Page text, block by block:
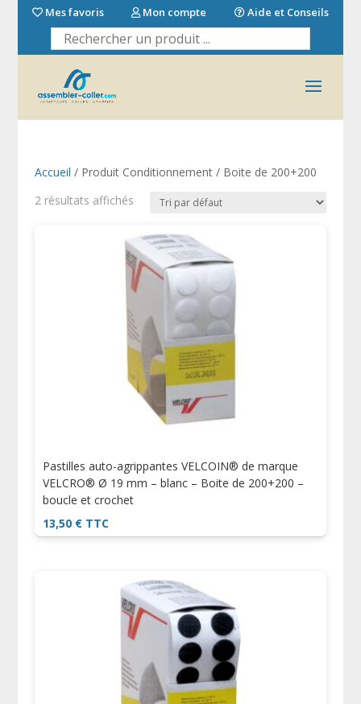
Mes favoris Mon compte Aide et Conseils
Accueil / Produit Conditionnement / Boite de 200+200
2 résultats affichés
Pastilles auto-agrippantes VELCOIN® de marque
VELCRO® Ø 19 mm – blanc – Boite de 200+200 –
boucle et crochet
13,50 € TTC